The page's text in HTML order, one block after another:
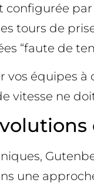
tours de
“faute de
vos équipes
vitesse ne
une